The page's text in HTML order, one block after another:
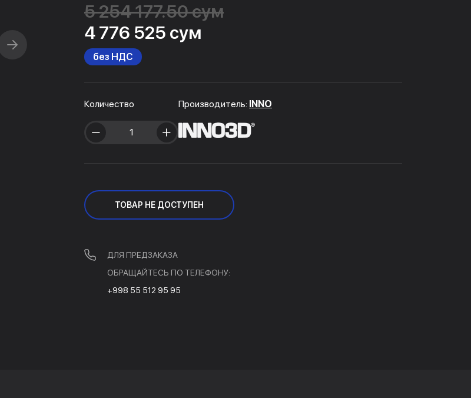
5 254 177.50 сум
4 776 525 сум
без НДС
Количество Производитель: INNO
ТОВАР НЕ ДОСТУПЕН
ДЛЯ ПРЕДЗАКАЗА
ОБРАЩАЙТЕСЬ ПО ТЕЛЕФОНУ:
+998 55 512 95 95